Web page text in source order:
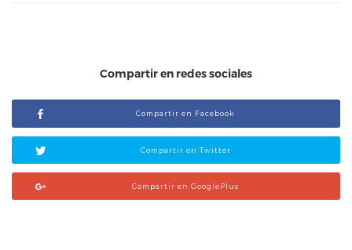
Compartir en redes sociales
Compartir en Facebook
Compartir en Twitter
Compartir en GooglePlus